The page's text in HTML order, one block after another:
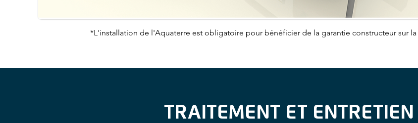
*L'installation de l'Aquaterre est obligatoire pour bénéficier de la garantie constructeur sur
TRAITEMENT ET